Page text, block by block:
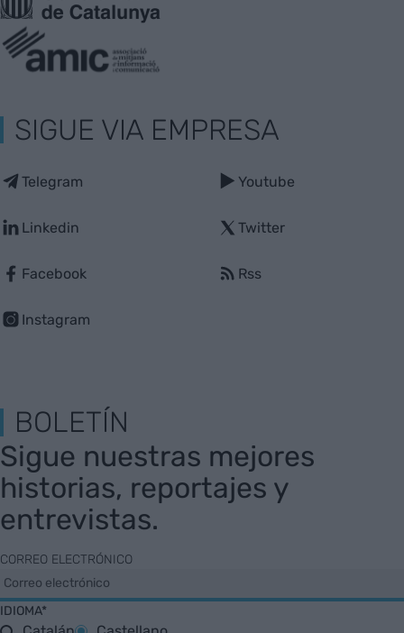
SIGUE VIA EMPRESA
Telegram
Linkedin
Facebook
Instagram
Youtube
Twitter
Rss
BOLETÍN
Sigue nuestras mejores
historias, reportajes y
entrevistas.
CORREO ELECTRÓNICO
IDIOMA*